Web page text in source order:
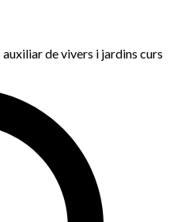
de vivers i jardins curs